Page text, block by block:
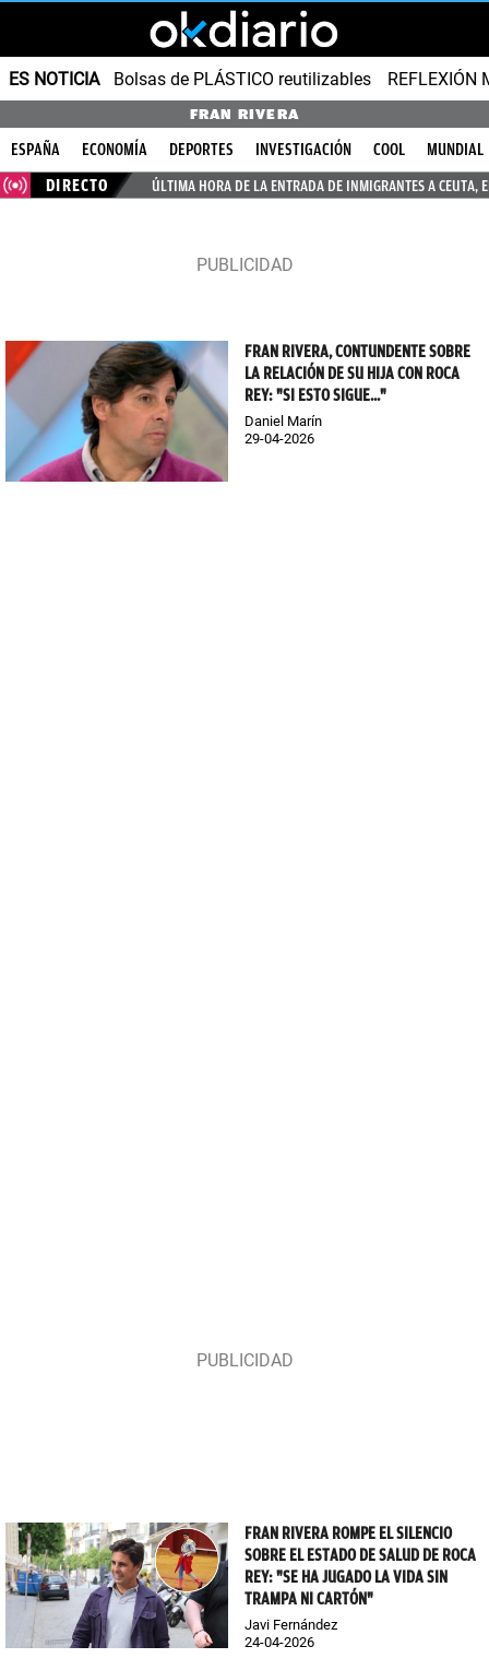
ES NOTICIA Bolsas de PLÁSTICO reutilizables REFLEXIÓN
FRAN RIVERA
ESPAÑA ECONOMÍA DEPORTES INVESTIGACIÓN COOL
MUNDIAL
DIRECTO
ÚLTIMA HORA DE LA ENTRADA DE INMIGRANTES A CEUTA,
FRAN RIVERA, CONTUNDENTE SOBRE
LA RELACIÓN DE SU HIJA CON ROCA
REY: "SI ESTO SIGUE..."
Daniel Marín
29-04-2026
FRAN RIVERA ROMPE EL SILENCIO
SOBRE EL ESTADO DE SALUD DE ROCA
REY: "SE HA JUGADO LA VIDA SIN
TRAMPA NI CARTÓN"
Javi Fernández
24-04-2026